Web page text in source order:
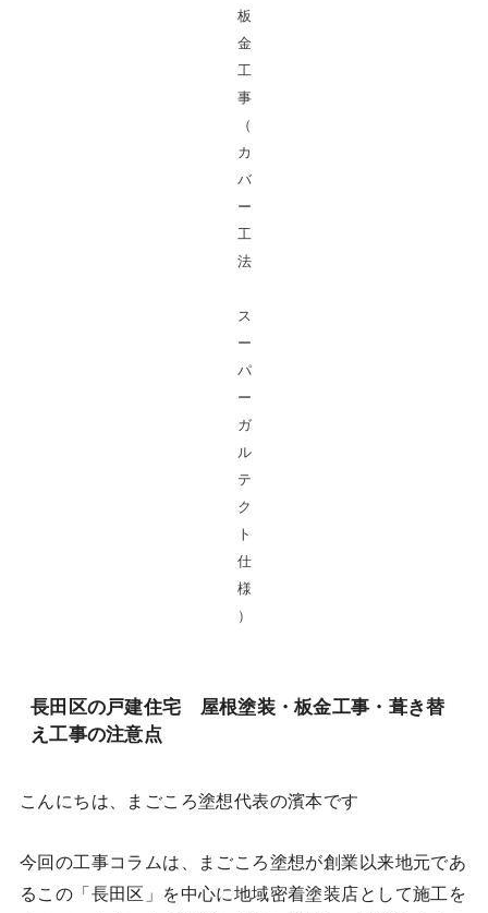
板
金
工
事
（
カ
バ
ー
工
法
ス
ー
パ
ー
ガ
ル
テ
ク
ト
仕
様
）
長田区の戸建住宅 屋根塗装・板金工事・葺き替
え工事の注意点
こんにちは、まごころ塗想代表の濱本です
今回の工事コラムは、まごころ塗想が創業以来地元であ
るこの「長田区」を中心に地域密着塗装店として施工を